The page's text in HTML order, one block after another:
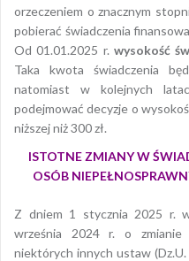
orzeczeniem o znacznym
pobierać świadczenia
Od 01.01.2025 r. wysokość
Taka kwota świadczenia
natomiast w kolejnych
podejmować decyzje o
niższej niż 300 zł.
ISTOTNE ZMIANY W
OSÓB
Z dniem 1 stycznia 2025 r.
września 2024 r. o
niektórych innych ustaw